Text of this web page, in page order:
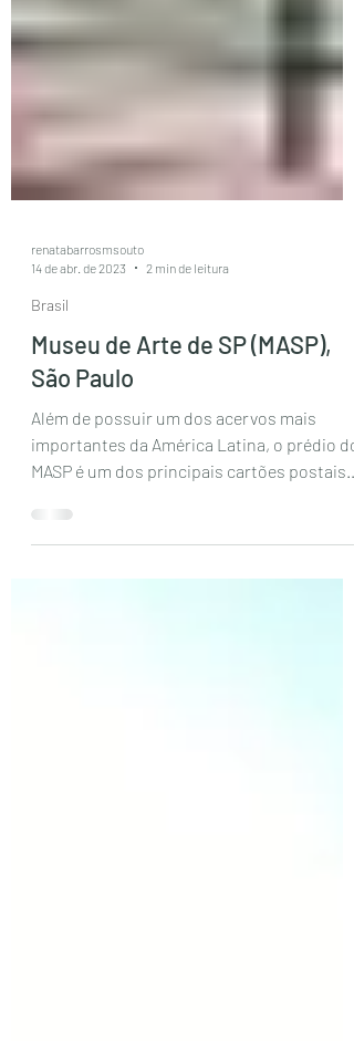
14 de abr. de 2023
2 min de leitura
Brasil
Museu de Arte de SP (MASP),
São Paulo
importantes da América Latina, o prédio do
MASP é um dos principais cartões postais